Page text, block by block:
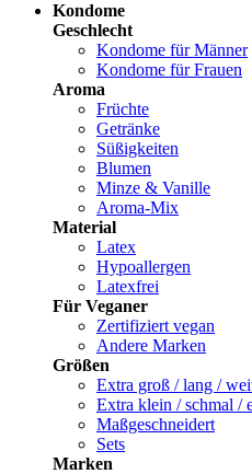
Kondome
Geschlecht
Kondome für Männer
Kondome für Frauen
Aroma
Früchte
Getränke
Süßigkeiten
Blumen
Minze & Vanille
Aroma-Mix
Material
Latex
Hypoallergen
Latexfrei
Für Veganer
Zertifiziert vegan
Andere Marken
Größen
Extra groß / lang /
Extra klein / schmal /
Maßgeschneidert
Sets
Marken